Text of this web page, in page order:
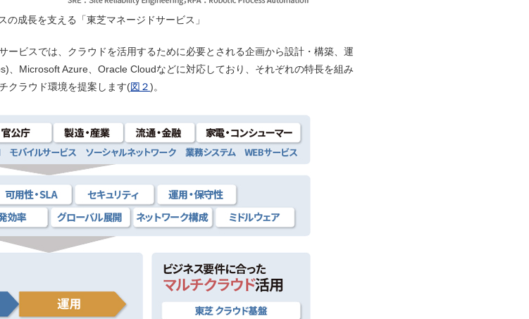
成長を支える「東芝マネージドサービス」
ビスでは、クラウドを活用するために必要とされる企画から設計・構築、運
、Microsoft Azure、Oracle Cloudなどに対応しており、それぞれの特長を組み
クラウド環境を提案します(図２)。